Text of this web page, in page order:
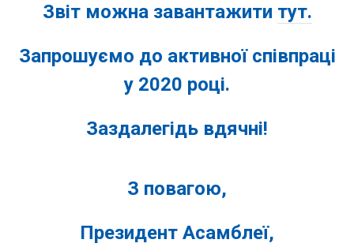
Звіт можна завантажити тут.
Запрошуємо до активної співпраці
у 2020 році.
Заздалегідь вдячні!
З повагою,
Президент Асамблеї,